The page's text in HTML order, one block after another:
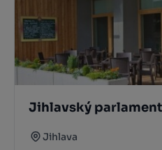
Jihlavský
Jihlava